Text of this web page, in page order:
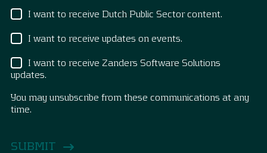
I want to receive Dutch Public Sector content.
I want to receive updates on events.
I want to receive Zanders Software Solutions
updates.
You may unsubscribe from these communications at any
time.